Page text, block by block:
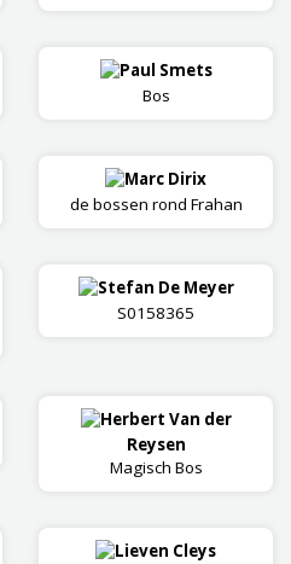
Paul Smets
Bos
Marc Dirix
de bossen rond Frahan
Stefan De Meyer
S0158365
Herbert Van der
Reysen
Magisch Bos
Lieven Cleys